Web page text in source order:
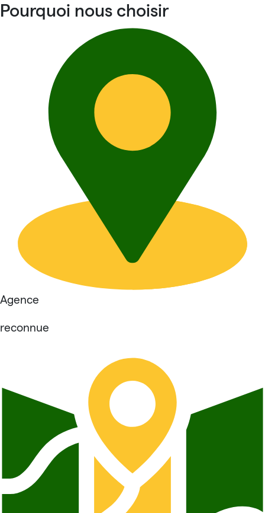
Pourquoi nous choisir
Agence
reconnue